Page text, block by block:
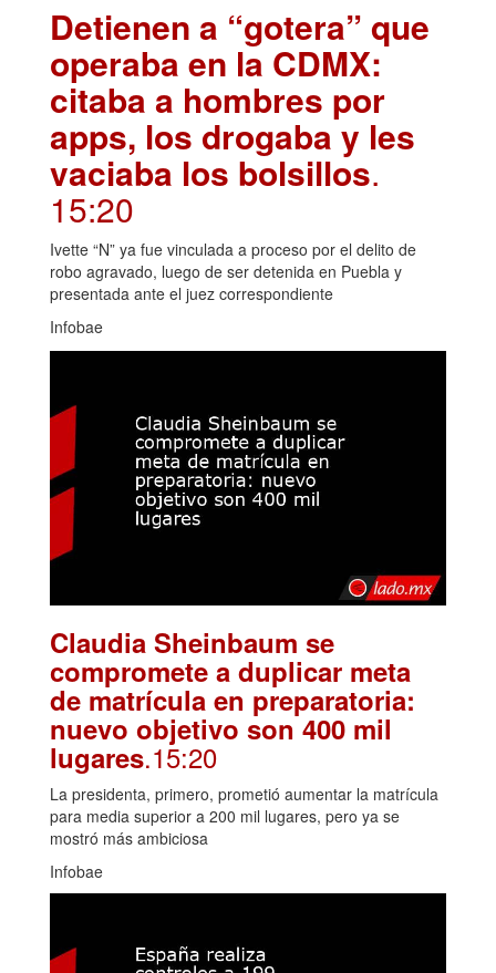
Detienen a “gotera” que
operaba en la CDMX:
citaba a hombres por
apps, los drogaba y les
vaciaba los bolsillos.
15:20
Ivette “N” ya fue vinculada a proceso por el delito de
robo agravado, luego de ser detenida en Puebla y
presentada ante el juez correspondiente
Infobae
Claudia Sheinbaum se
compromete a duplicar meta
de matrícula en preparatoria:
nuevo objetivo son 400 mil
lugares.15:20
La presidenta, primero, prometió aumentar la matrícula
para media superior a 200 mil lugares, pero ya se
mostró más ambiciosa
Infobae